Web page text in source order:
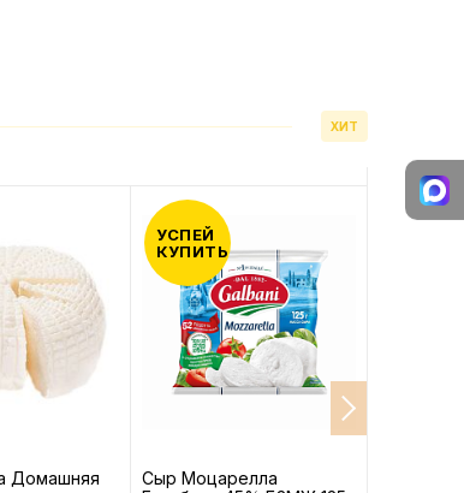
ХИТ
Домашняя
Сыр Моцарелла
УСПЕЙ
КУПИТЬ